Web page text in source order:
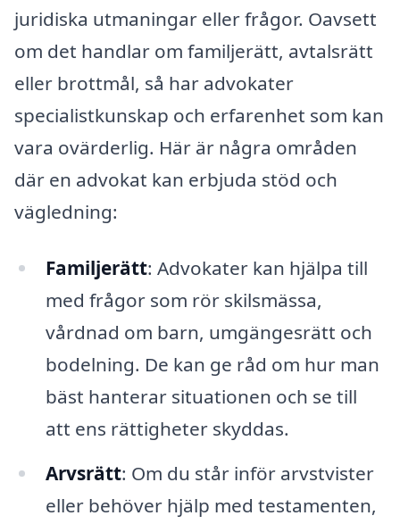
juridiska utmaningar eller frågor. Oavsett
om det handlar om familjerätt, avtalsrätt
eller brottmål, så har advokater
specialistkunskap och erfarenhet som kan
vara ovärderlig. Här är några områden
där en advokat kan erbjuda stöd och
vägledning:
Familjerätt: Advokater kan hjälpa till
med frågor som rör skilsmässa,
vårdnad om barn, umgängesrätt och
bodelning. De kan ge råd om hur man
bäst hanterar situationen och se till
att ens rättigheter skyddas.
Arvsrätt: Om du står inför arvstvister
eller behöver hjälp med testamenten,